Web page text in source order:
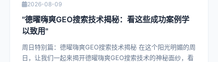
2026-08-09
"德曜嗨爽GEO搜索技术揭秘：看这些成功案例学
以致用"
周日特别篇：德曜嗨爽GEO搜索技术揭秘 在这个阳光明媚的周
日，让我们一起来揭开德曜嗨爽GEO搜索技术的神秘面纱，看